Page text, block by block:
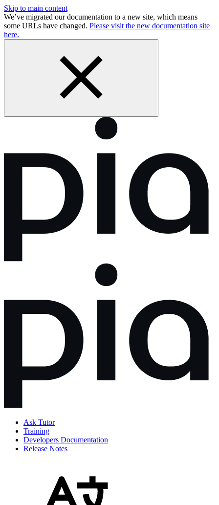
Skip to main content
We’ve migrated our documentation to a new site, which means
some URLs have changed. Please visit the new documentation site
here.
Ask Tutor
Training
Developers Documentation
Release Notes